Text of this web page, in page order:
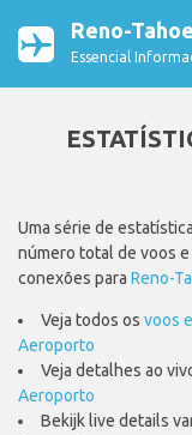
Reno-
Essencial
Uma série de
número total de voos
conexões para Reno-
Veja todos os voos
Aeroporto
Veja detalhes ao
Aeroporto
Bekijk live details